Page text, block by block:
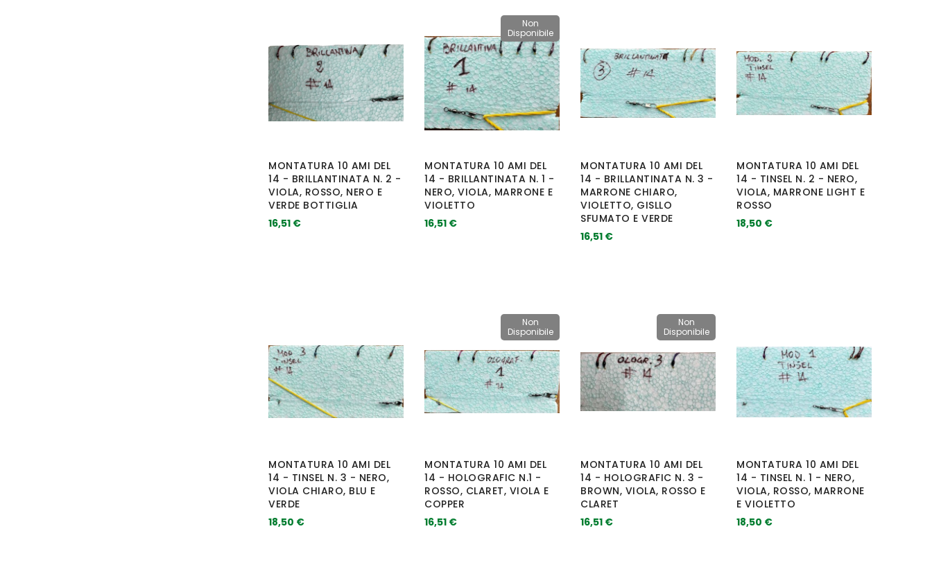
MONTATURA 10 AMI DEL
14 - BRILLANTINATA N. 2 -
VIOLA, ROSSO, NERO E
VERDE BOTTIGLIA
16,51 €
Non
Disponibile
MONTATURA 10 AMI DEL
14 - BRILLANTINATA N. 1 -
NERO, VIOLA, MARRONE E
VIOLETTO
16,51 €
MONTATURA 10 AMI DEL
14 - BRILLANTINATA N. 3 -
MARRONE CHIARO,
VIOLETTO, GISLLO
SFUMATO E VERDE
16,51 €
MONTATURA 10 AMI DEL
14 - TINSEL N. 2 - NERO,
VIOLA, MARRONE LIGHT E
ROSSO
18,50 €
MONTATURA 10 AMI DEL
14 - TINSEL N. 3 - NERO,
VIOLA CHIARO, BLU E
VERDE
18,50 €
Non
Disponibile
MONTATURA 10 AMI DEL
14 - HOLOGRAFIC N.1 -
ROSSO, CLARET, VIOLA E
COPPER
16,51 €
Non
Disponibile
MONTATURA 10 AMI DEL
14 - HOLOGRAFIC N. 3 -
BROWN, VIOLA, ROSSO E
CLARET
16,51 €
MONTATURA 10 AMI DEL
14 - TINSEL N. 1 - NERO,
VIOLA, ROSSO, MARRONE
E VIOLETTO
18,50 €